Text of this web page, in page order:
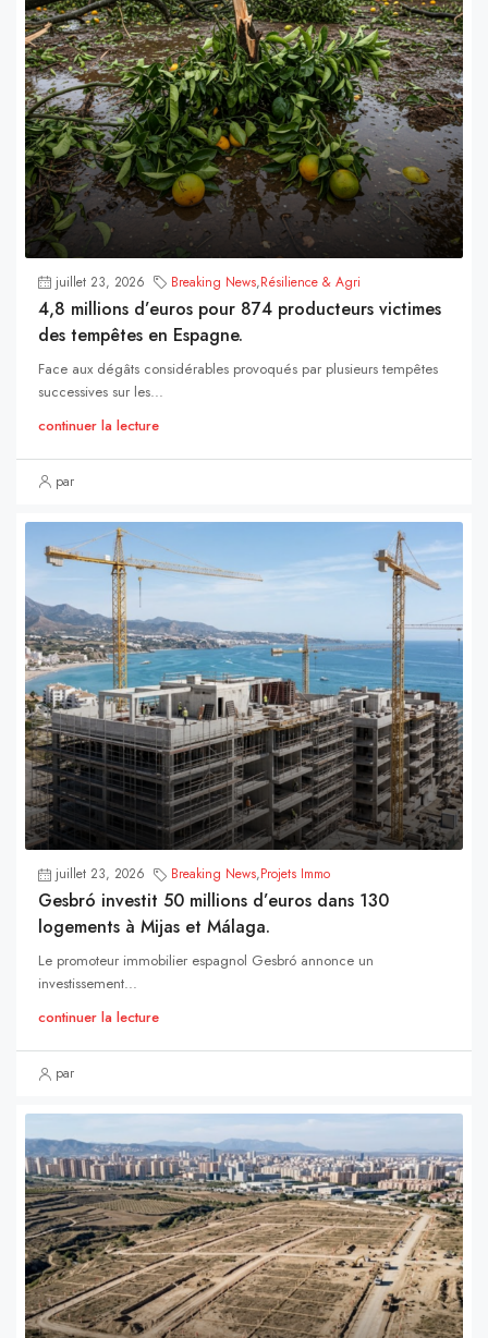
juillet 23, 2026 Breaking News,Résilience & Agri
4,8 millions d’euros pour 874 producteurs victimes
des tempêtes en Espagne.
Face aux dégâts considérables provoqués par plusieurs tempêtes
successives sur les...
continuer la lecture
par
juillet 23, 2026 Breaking News,Projets Immo
Gesbró investit 50 millions d’euros dans 130
logements à Mijas et Málaga.
Le promoteur immobilier espagnol Gesbró annonce un
investissement...
continuer la lecture
par